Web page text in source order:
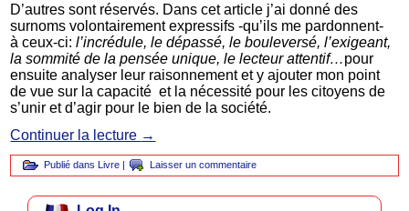
D’autres sont réservés. Dans cet article j’ai donné des
surnoms volontairement expressifs -qu’ils me pardonnent-
à ceux-ci:l’incrédule, le dépassé, le bouleversé, l’exigeant,
la sommité de la pensée unique, le lecteur attentif…pour
ensuite analyser leur raisonnement et y ajouter mon point
de vue sur la capacité et la nécessité pour les citoyens de
s’unir et d’agir pour le bien de la société.
Continuer la lecture →
Publié dans Livre | Laisser un commentaire